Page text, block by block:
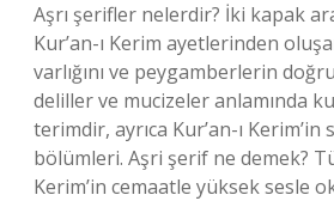
Aşrı şerifler nelerdir? İki kapak
Kur’an-ı Kerim ayetlerinden
varlığını ve peygamberlerin
deliller ve mucizeler anlamında
terimdir, ayrıca Kur’an-ı
bölümleri. Aşri şerif ne demek?
Kerim’in cemaatle yüksek sesle